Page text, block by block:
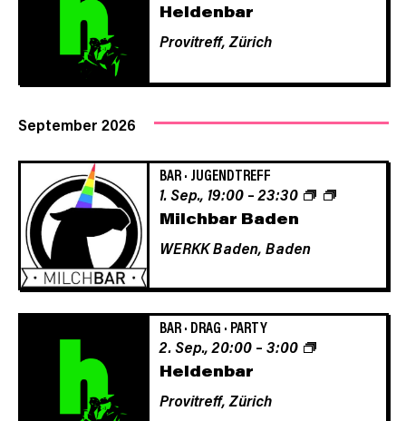
Heldenbar
Provitreff, Zürich
September 2026
BAR· JUGENDTREFF
Milchbar Baden
1. Sep., 19:00–23:30
WERKK Baden, Baden
BAR· DRAG · PARTY
Heldenbar
2. Sep., 20:00– 3:00
Provitreff, Zürich